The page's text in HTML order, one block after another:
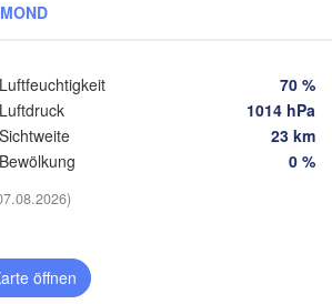
Luftfeuchtigkeit
70 %
Luftdruck
1014 hPa
Sichtweite
23 km
Bewölkung
0 %
öffnen
Río